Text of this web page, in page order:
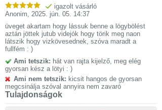
igazolt vásárló
Anonim, 2025. jún. 05. 14:37
üveget akartam hogy lássuk benne a lögybölést
aztán jöttek jutub videjók hogy törik meg naon
látszik hogy vizkövesednek, szóva maradt a
fullfém : )
Ami tetszik: hát van rajta kijelző, meg elég
gyorsan kész a lötyi : )
Ami nem tetszik: kicsit hangos de gyorsan
megcsinálja szóval annyira nem zavaró
Tulajdonságok